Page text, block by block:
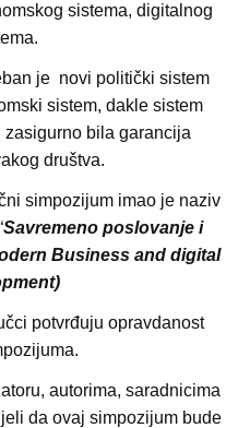
sistema, digitalnog
je novi politički sistem
sistem, dakle sistem
bila garancija
društva.
simpozijum imao je naziv
Savremeno poslovanje i
Business and digital
potvrđuju opravdanost
autorima, saradnicima
da ovaj simpozijum bude